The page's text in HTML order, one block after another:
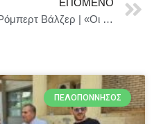
Ρόμπερτ Βάλζερ | «Οι σχολικές εκθέσεις του Φριτς Κόχερ ή πώς γεννιέται ένας πειθαρχημένος άνθρωπος» | Από Παρασκευή 6 Φεβρουαρίου και κάθε Παρασκευή & Σάββατο opbo studio
ΠΕΛΟΠΌΝΝΗΣΟΣ